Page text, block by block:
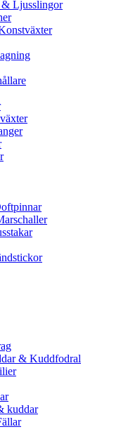
Ljusslingor
& Kuddfodral
kuddar